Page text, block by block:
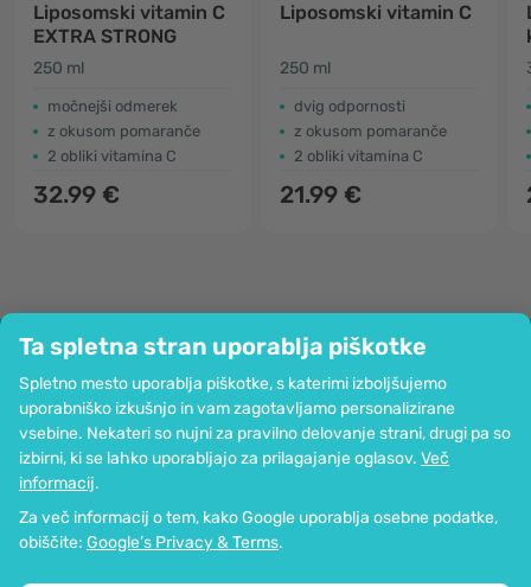
Ta spletna stran uporablja piškotke
Spletno mesto uporablja piškotke, s katerimi izboljšujemo
uporabniško izkušnjo in vam zagotavljamo personalizirane
vsebine. Nekateri so nujni za pravilno delovanje strani, drugi pa so
izbirni, ki se lahko uporabljajo za prilagajanje oglasov. Več
informacij.
Za več informacij o tem, kako Google uporablja osebne podatke,
obiščite: Google’s Privacy & Terms.
Liposomski vitamin C
EXTRA STRONG
250 ml
močnejši odmerek
z okusom pomaranče
2 obliki vitamina C
32.99 €
Liposomski vitamin C
250 ml
dvig odpornosti
z okusom pomaranče
2 obliki vitamina C
21.99 €
Podjetje
Informacije
Pridružite se nam
Pomoč in naročila
Možnost kartičnega plačevanja. Zagotovljena zaščita osebnih podatkov
preko SSL-kodiranja.